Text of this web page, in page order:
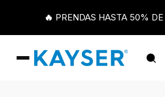
🔥 PRENDAS HASTA 50%